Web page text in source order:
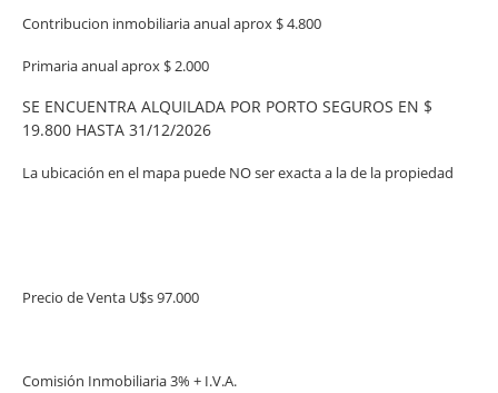
Contribucion inmobiliaria anual aprox $ 4.800
Primaria anual aprox $ 2.000
SE ENCUENTRA ALQUILADA POR PORTO SEGUROS EN $
19.800 HASTA 31/12/2026
La ubicación en el mapa puede NO ser exacta a la de la propiedad
Precio de Venta U$s 97.000
Comisión Inmobiliaria 3% + I.V.A.